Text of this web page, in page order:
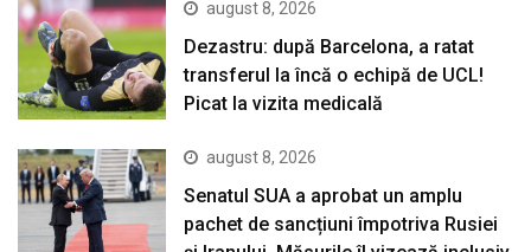
august 8, 2026
Dezastru: după Barcelona, a ratat
transferul la încă o echipă de UCL!
Picat la vizita medicală
august 8, 2026
Senatul SUA a aprobat un amplu
pachet de sancțiuni împotriva Rusiei